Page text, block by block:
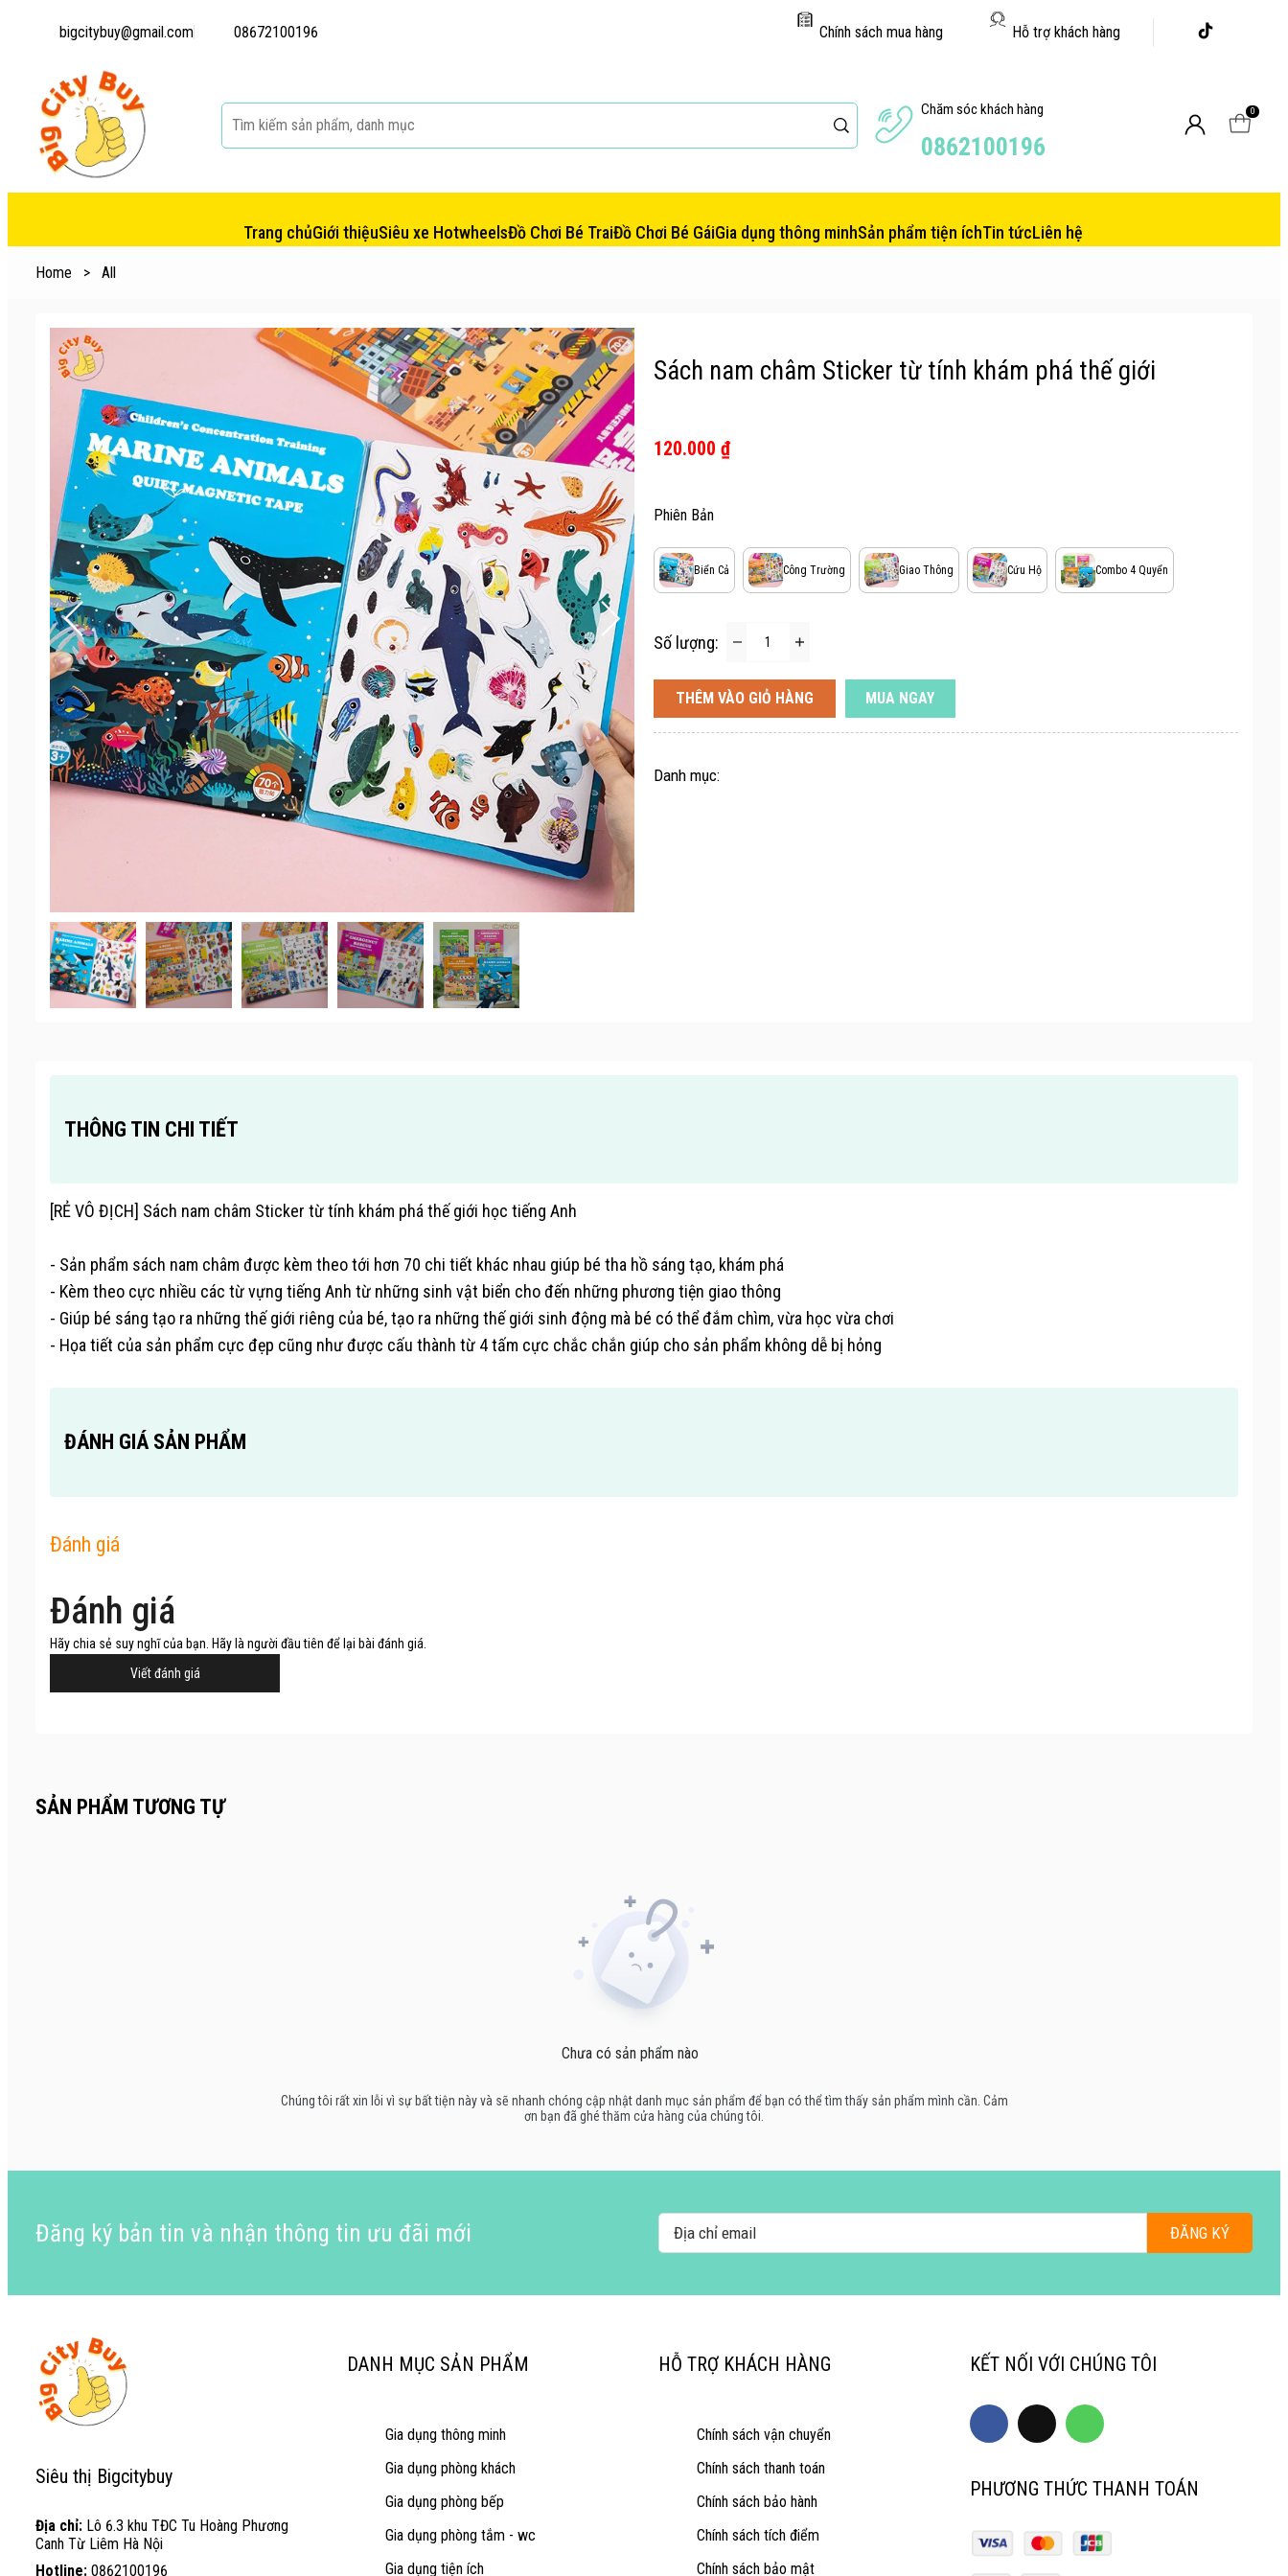
bigcitybuy@gmail.com 08672100196 Hỗ trợ khách hàng
Chính sách mua hàng
Chăm sóc khách hàng
0862100196
0
Trang chủGiới thiệuSiêu xe HotwheelsĐồ Chơi Bé TraiĐồ Chơi Bé GáiGia dụng thông minhSản phẩm tiện íchTin tứcLiên hệ
Home > All
Sách nam châm Sticker từ tính khám phá thế giới
120.000 ₫
Số lượng:
THÊM VÀO GIỎ HÀNG MUA NGAY
Danh mục:
Phiên Bản
Biển Cả Công Trường Giao Thông Cứu Hộ Combo 4 Quyển
THÔNG TIN CHI TIẾT
[RẺ VÔ ĐỊCH] Sách nam châm Sticker từ tính khám phá thế giới học tiếng Anh
- Sản phẩm sách nam châm được kèm theo tới hơn 70 chi tiết khác nhau giúp bé tha hồ sáng tạo, khám phá
- Kèm theo cực nhiều các từ vựng tiếng Anh từ những sinh vật biển cho đến những phương tiện giao thông
- Giúp bé sáng tạo ra những thế giới riêng của bé, tạo ra những thế giới sinh động mà bé có thể đắm chìm, vừa học vừa chơi
- Họa tiết của sản phẩm cực đẹp cũng như được cấu thành từ 4 tấm cực chắc chắn giúp cho sản phẩm không dễ bị hỏng
ĐÁNH GIÁ SẢN PHẨM
Đánh giá
Đánh giá
Hãy chia sẻ suy nghĩ của bạn. Hãy là người đầu tiên để lại bài đánh giá.
Viết đánh giá
SẢN PHẨM TƯƠNG TỰ
Chưa có sản phẩm nào
Chúng tôi rất xin lỗi vì sự bất tiện này và sẽ nhanh chóng cập nhật danh mục sản phẩm để bạn có thể tìm thấy sản phẩm mình cần. Cảm
ơn bạn đã ghé thăm cửa hàng của chúng tôi.
Đăng ký bản tin và nhận thông tin ưu đãi mới ĐĂNG KÝ
DANH MỤC SẢN PHẨM
Gia dụng thông minh
Gia dụng phòng khách
Gia dụng phòng bếp
Gia dụng phòng tắm - wc
Gia dụng tiện ích
HỖ TRỢ KHÁCH HÀNG
Chính sách vận chuyển
Chính sách thanh toán
Chính sách bảo hành
Chính sách tích điểm
Chính sách bảo mật
KẾT NỐI VỚI CHÚNG TÔI
PHƯƠNG THỨC THANH TOÁN
Siêu thị Bigcitybuy
Địa chỉ: Lô 6.3 khu TĐC Tu Hoàng Phương
Canh Từ Liêm Hà Nội
Hotline: 0862100196